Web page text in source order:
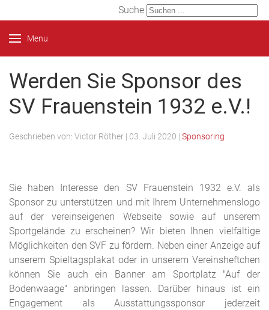
Suche
Menu
Werden Sie Sponsor des
SV Frauenstein 1932 e.V.!
Geschrieben von: Victor Röther | 03. Juli 2020 | Sponsoring
Sie haben Interesse den SV Frauenstein 1932 e.V. als
Sponsor zu unterstützen und mit Ihrem Unternehmenslogo
auf der vereinseigenen Webseite sowie auf unserem
Sportgelände zu erscheinen? Wir bieten Ihnen vielfältige
Möglichkeiten den SVF zu fördern. Neben einer Anzeige auf
unserem Spieltagsplakat oder in unserem Vereinsheftchen
können Sie auch ein Banner am Sportplatz "Auf der
Bodenwaage" anbringen lassen. Darüber hinaus ist ein
Engagement als Ausstattungssponsor jederzeit